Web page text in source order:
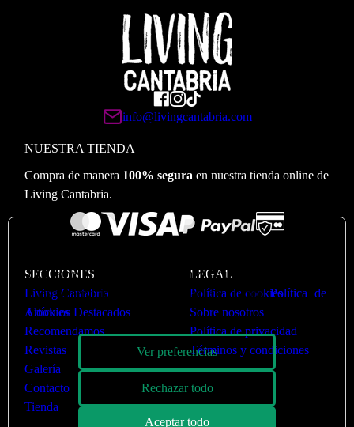
info@livingcantabria.com
NUESTRA TIENDA
Compra de manera 100% segura en nuestra tienda online de
Living Cantabria.
SECCIONES
Living Cantabria
Artículos Destacados
Recomendamos
Revistas
Galería
Contacto
Tienda
LEGAL
Política de cookies
Sobre nosotros
Política de privacidad
Términos y condiciones
Utilizamos cookies para optimizar nuestro sitio web y
nuestro servicio. Puede ver más en nuestraPolítica de
Cookies
Ver preferencias
Rechazar todo
Aceptar todo